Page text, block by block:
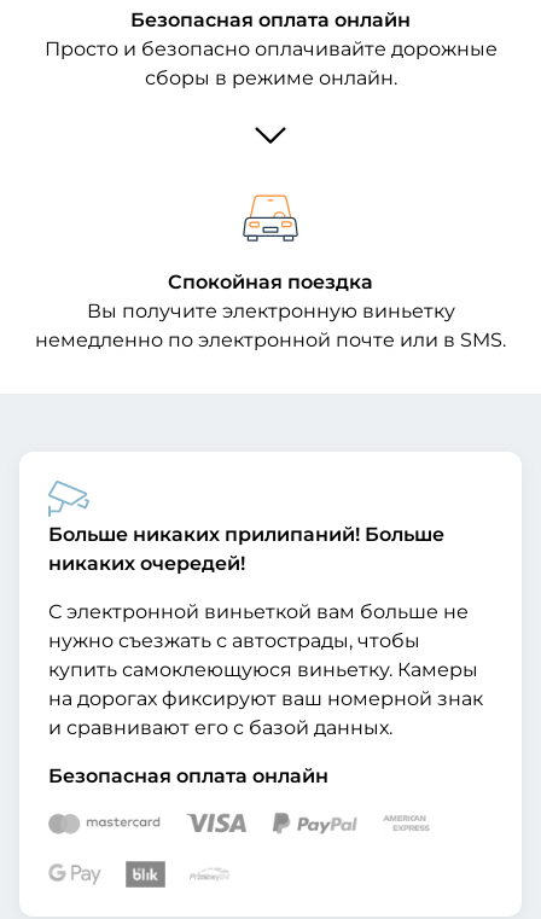
Безопасная оплата онлайн
Просто и безопасно оплачивайте дорожные
сборы в режиме онлайн.
Спокойная поездка
Вы получите электронную виньетку
немедленно по электронной почте или в SMS.
Больше никаких прилипаний! Больше
никаких очередей!
С электронной виньеткой вам больше не
нужно съезжать с автострады, чтобы
купить самоклеющуюся виньетку. Камеры
на дорогах фиксируют ваш номерной знак
и сравнивают его с базой данных.
Безопасная оплата онлайн